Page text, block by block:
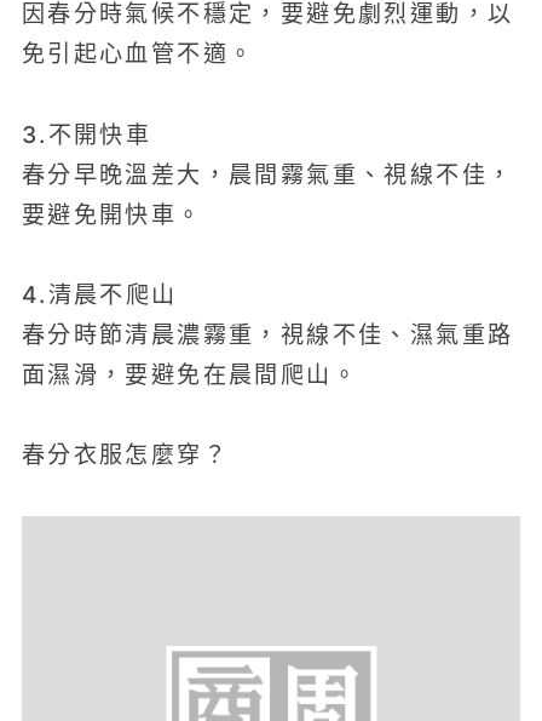
因春分時氣候不穩定，要避免劇烈運動，以
免引起心血管不適。
3.不開快車
春分早晚溫差大，晨間霧氣重、視線不佳，
要避免開快車。
4.清晨不爬山
春分時節清晨濃霧重，視線不佳、濕氣重路
面濕滑，要避免在晨間爬山。
春分衣服怎麼穿？